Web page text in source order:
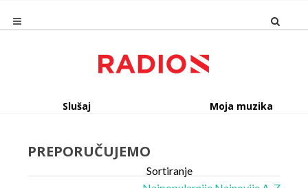
Slušaj Moja muzika
PREPORUČUJEMO
Sortiranje